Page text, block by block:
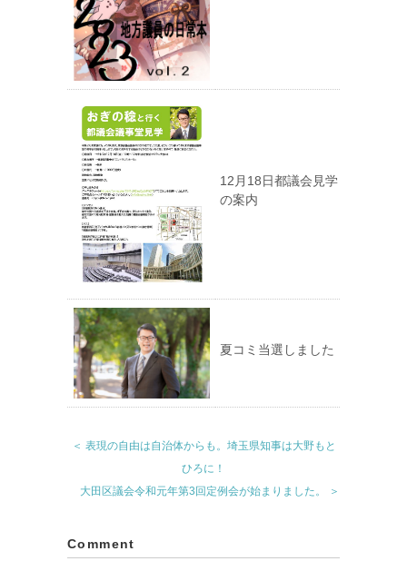
12月18日都議会見学
の案内
夏コミ当選しました
＜ 表現の自由は自治体からも。埼玉県知事は大野もと
ひろに！
大田区議会令和元年第3回定例会が始まりました。 ＞
Comment